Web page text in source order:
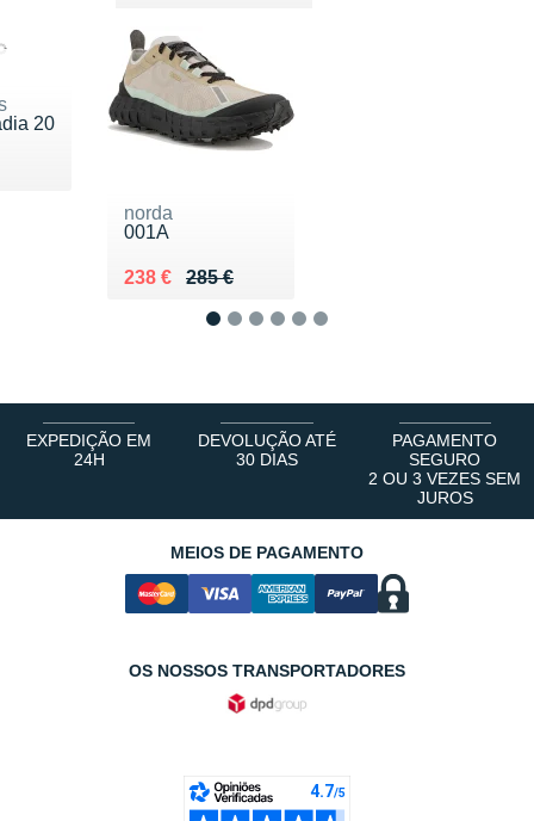
20
norda
001A
285 €
Au lieu de 285 €
238 €
Vendu 238 €
EXPEDIÇÃO EM
24H
DEVOLUÇÃO ATÉ
30 DIAS
PAGAMENTO
SEGURO
2 OU 3 VEZES SEM
JUROS
MEIOS DE PAGAMENTO
OS NOSSOS TRANSPORTADORES